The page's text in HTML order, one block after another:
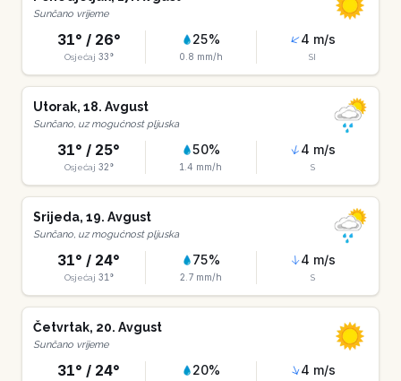
Sunčano vrijeme
31° / 26°
Osjećaj 33°
25%
0.8 mm/h
4 m/s
SI
Utorak, 18. Avgust
Sunčano, uz mogućnost pljuska
31° / 25°
Osjećaj 32°
50%
1.4 mm/h
4 m/s
S
Srijeda, 19. Avgust
Sunčano, uz mogućnost pljuska
31° / 24°
Osjećaj 31 °
75%
2.7mm/h
4 m/s
S
Četvrtak, 20. Avgust
Sunčano vrijeme
31° / 24° 20% 4 m/s